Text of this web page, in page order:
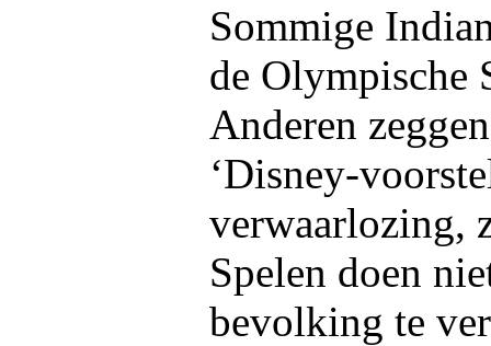
Sommige
de Olympische
Anderen
‘Disney-
verwaarlozing,
Spelen doen
bevolking te